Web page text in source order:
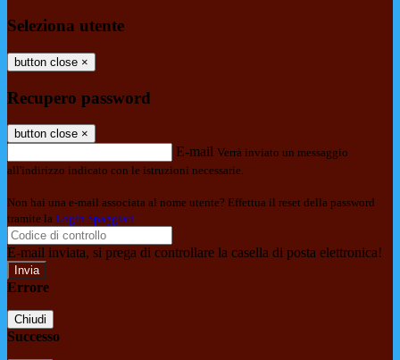
Seleziona utente
button close ×
Recupero password
button close ×
E-mail Verrà inviato un messaggio
all'indirizzo indicato con le istruzioni necessarie.
Non hai una e-mail associata al nome utente? Effettua il reset della password
tramite la Login Spaggiari
E-mail inviata, si prega di controllare la casella di posta elettronica!
Errore
Chiudi
Successo